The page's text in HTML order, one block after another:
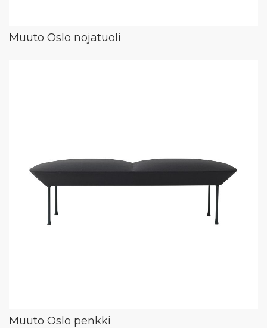
Muuto Oslo nojatuoli
Muuto Oslo penkki